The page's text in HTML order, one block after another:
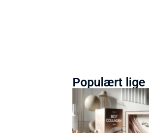
Populært lige